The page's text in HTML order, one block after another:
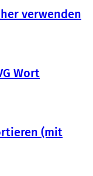
verwenden
Wort
(mit